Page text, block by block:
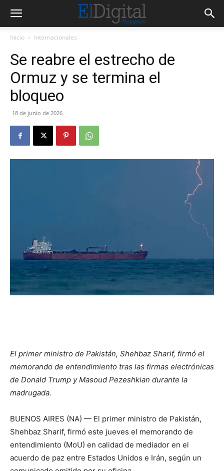
Inicio Internacionales
Se reabre el estrecho de
Ormuz y se termina el
bloqueo
18 de junio de 2026
El primer ministro de Pakistán, Shehbaz Sharif, firmó el
memorando de entendimiento tras las firmas electrónicas
de Donald Trump y Masoud Pezeshkian durante la
madrugada.
BUENOS AIRES (NA) — El primer ministro de Pakistán,
Shehbaz Sharif, firmó este jueves el memorando de
entendimiento (MoU) en calidad de mediador en el
acuerdo de paz entre Estados Unidos e Irán, según un